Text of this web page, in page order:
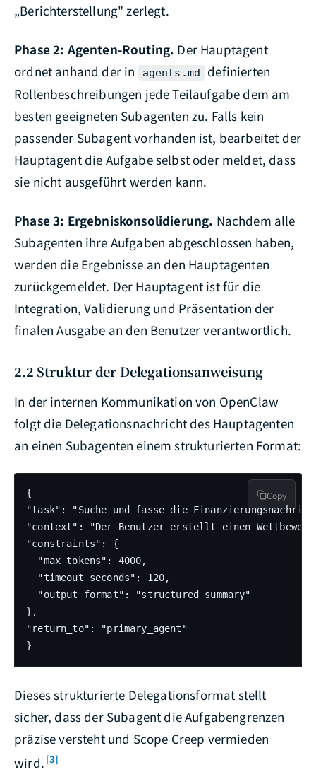
„Berichterstellung" zerlegt.
Phase 2: Agenten-Routing. Der Hauptagent
ordnet anhand der in
agents.md
definierten
Rollenbeschreibungen jede Teilaufgabe dem am
besten geeigneten Subagenten zu. Falls kein
passender Subagent vorhanden ist, bearbeitet der
Hauptagent die Aufgabe selbst oder meldet, dass
sie nicht ausgeführt werden kann.
Phase 3: Ergebniskonsolidierung. Nachdem alle
Subagenten ihre Aufgaben abgeschlossen haben,
werden die Ergebnisse an den Hauptagenten
zurückgemeldet. Der Hauptagent ist für die
Integration, Validierung und Präsentation der
finalen Ausgabe an den Benutzer verantwortlich.
2.2 Struktur der Delegationsanweisung
In der internen Kommunikation von OpenClaw
folgt die Delegationsnachricht des Hauptagenten
an einen Subagenten einem strukturierten Format:
{
"task": "Suche und fasse die
"context": "Der Benutzer erstellt einen
"constraints": {
  "max_tokens": 4000,
  "timeout_seconds": 120,
  "output_format": "structured_summary"
},
"return_to": "primary_agent"
}
Copy
Dieses strukturierte Delegationsformat stellt
sicher, dass der Subagent die Aufgabengrenzen
präzise versteht und Scope Creep vermieden
wird. [3]